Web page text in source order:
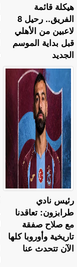
هيكلة قائمة
الفريق.. رحيل 8
لاعبين من الأهلي
قبل بداية الموسم
الجديد
رئيس نادي
طرابزون: تعاقدنا
مع صلاح صفقة
تاريخية وأوروبا كلها
الآن تتحدث عنا